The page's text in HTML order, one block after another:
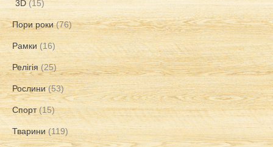
3D (15)
Пори роки (76)
Рамки (16)
Релігія (25)
Рослини (53)
Спорт (15)
Тварини (119)